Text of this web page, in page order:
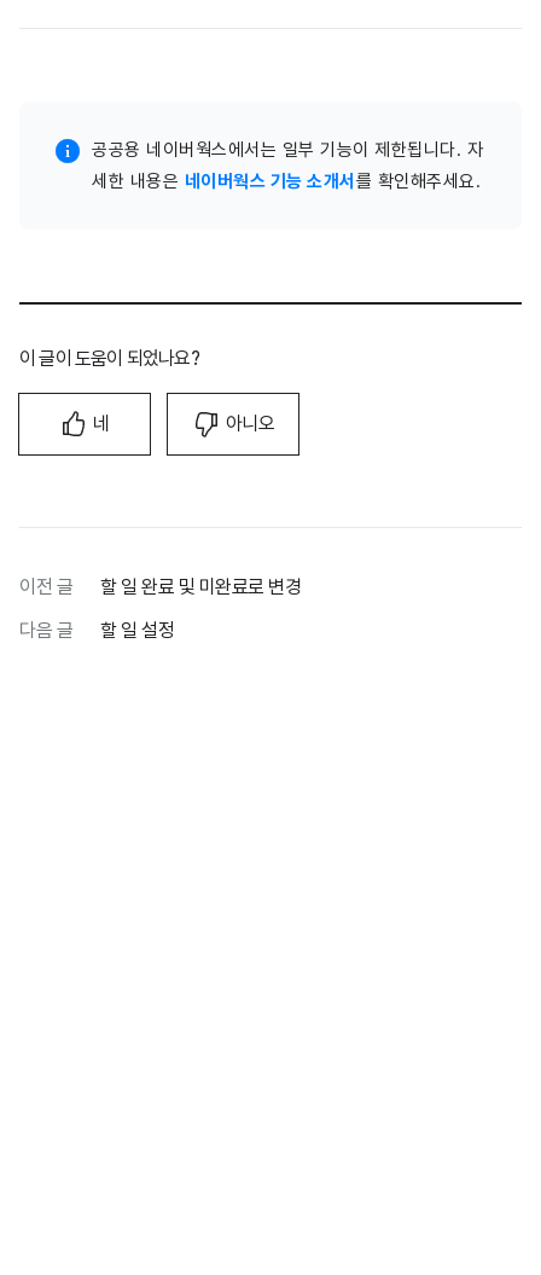
공공용 네이버웍스에서는 일부 기능이 제한됩니다. 자
세한 내용은 네이버웍스 기능 소개서 를 확인해주세요.
이 글이 도움이 되었나요?
네 아니오
이전 글
할 일 완료 및 미완료로 변경
다음 글
할 일 설정